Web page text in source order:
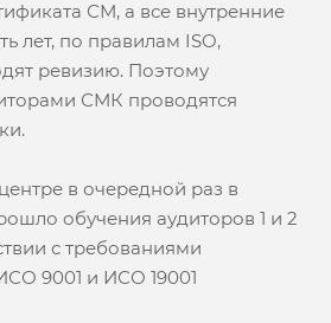
СМ, а все внутренние
лет, по правилам ISO,
ревизию. Поэтому
СМК проводятся
в очередной раз в
обучения аудиторов 1 и 2
с требованиями
9001 и ИСО 19001